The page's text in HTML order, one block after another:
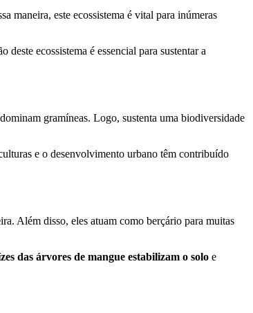
maneira, este ecossistema é vital para inúmeras
ecossistema é essencial para sustentar a
gramíneas. Logo, sustenta uma biodiversidade
e o desenvolvimento urbano têm contribuído
Além disso, eles atuam como berçário para muitas
das árvores de mangue estabilizam o solo e